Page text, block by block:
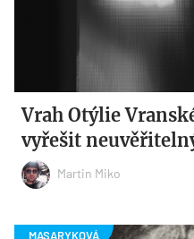
Vrah Otýlie
vyřešit
Martin Miko